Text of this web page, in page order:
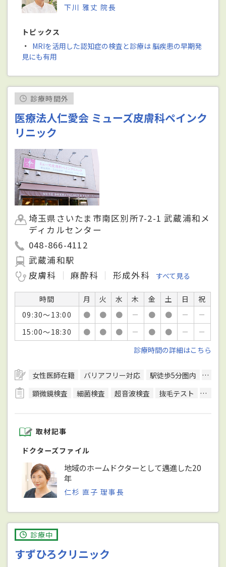
下川 雅丈 院長
トピックス
・ MRIを活用した認知症の検査と診療は 脳疾患の早期発
見にも有用
診療時間外
医療法人仁愛会 ミューズ皮膚科ペインク
リニック
埼玉県さいたま市南区別所7-2-1 武蔵浦和メ
ディカルセンター
048-866-4112
武蔵浦和駅
皮膚科
麻酔科 形成外科 すべて見る
時間 月 火 水 木 金 土 日
祝
09:30～13:00
● ● ● － ● ● －
－
15:00～18:30
● ● ● － ● ● －
－
診療時間の詳細はこちら
女性医師在籍 バリアフリー対応 駅徒歩5分圏内
予約可
顕微鏡検査
細菌検査 超音波検査 抜毛テスト 皮内
取材記事
ドクターズファイル
地域のホームドクターとして邁進した20
年
仁杉 直子 理事長
診療中
すずひろクリニック